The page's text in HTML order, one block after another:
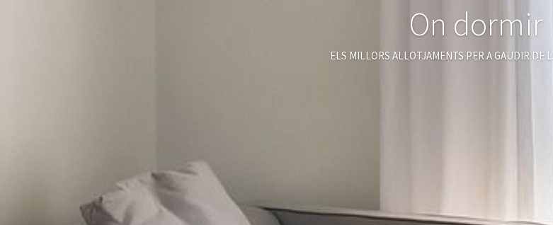
On dormir
ELS MILLORS ALLOTJAMENTS PER A GAUDIR DE